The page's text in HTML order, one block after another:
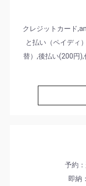
クレジットカード
と払い（ペイディ
替）,後払い(200円
予約
即納